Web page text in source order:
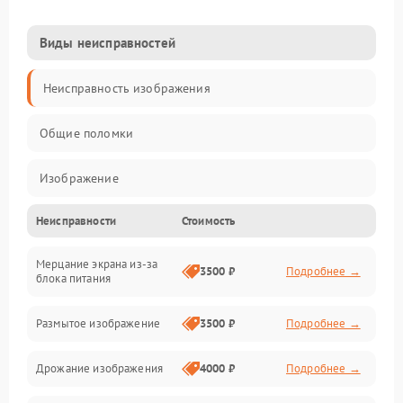
Виды неисправностей
Неисправность изображения
Общие поломки
Изображение
Лампа подсветки
Неисправность управления и интерфейсов
Неисправности Стоимость
Мерцание экрана из-за
блока питания
3500 ₽ Подробнее →
Размытое изображение 3500 ₽ Подробнее →
Дрожание изображения 4000 ₽ Подробнее →